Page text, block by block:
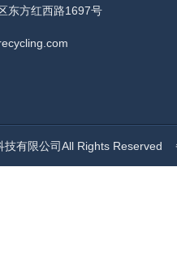
东方红西路1697号
技有限公司All Rights Reserved